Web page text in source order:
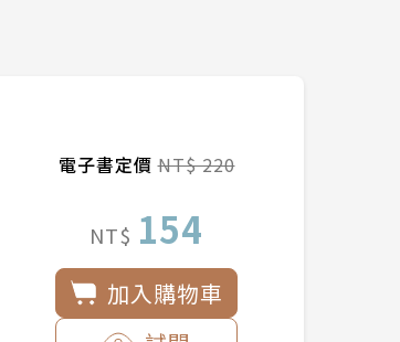
電子書定價NT$ 220
NT$ 154
加入購物車